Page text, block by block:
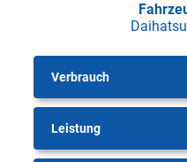
Verbrauch
Leistung